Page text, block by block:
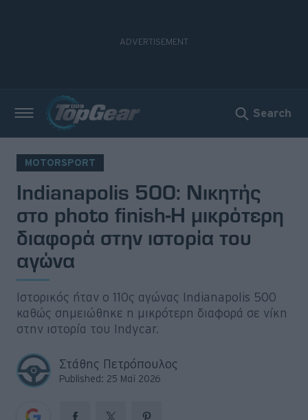
Search
MOTORSPORT
Indianapolis 500: Νικητής
στο photo finish-Η μικρότερη
διαφορά στην ιστορία του
αγώνα
Ιστορικός ήταν ο 110ς αγώνας Indianapolis 500
καθώς σημειώθηκε η μικρότερη διαφορά σε νίκη
στην ιστορία του Indycar.
Στάθης Πετρόπουλος
Published: 25 Μαϊ 2026
Νέα
Δοκιμές
Electric
Motorsport
Άποψη
Viral
Big Reads
Moto
Gaming